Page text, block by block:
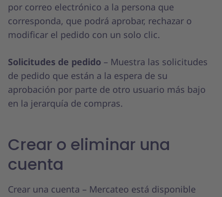
por correo electrónico a la persona que
corresponda, que podrá aprobar, rechazar o
modificar el pedido con un solo clic.
Solicitudes de pedido – Muestra las solicitudes
de pedido que están a la espera de su
aprobación por parte de otro usuario más bajo
en la jerarquía de compras.
Crear o eliminar una
cuenta
Crear una cuenta – Mercateo está disponible